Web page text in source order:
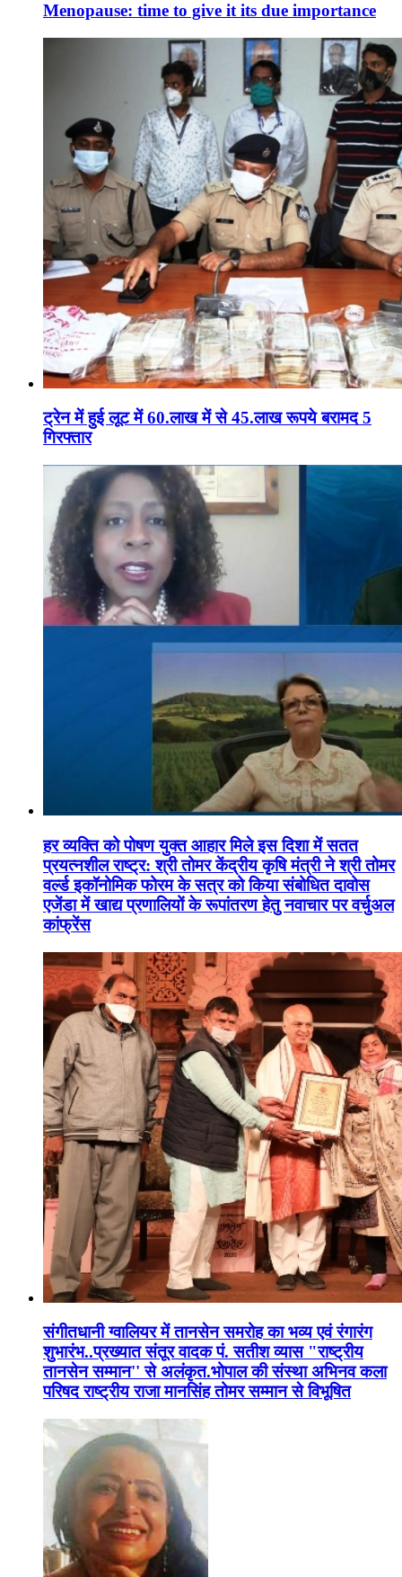
Menopause: time to give it its due importance
ट्रेन में हुई लूट में 60.लाख में से 45.लाख रूपये बरामद 5
गिरफ्तार
हर व्यक्ति को पोषण युक्त आहार मिले इस दिशा में सतत
प्रयत्नशील राष्ट्र: श्री तोमर केंद्रीय कृषि मंत्री ने श्री तोमर
वर्ल्ड इकॉनोमिक फोरम के सत्र को किया संबोधित दावोस
एजेंडा में खाद्य प्रणालियों के रूपांतरण हेतु नवाचार पर वर्चुअल
कांफ्रेंस
संगीतधानी ग्वालियर में तानसेन समरोह का भव्य एवं रंगारंग
शुभारंभ..प्रख्यात संतूर वादक पं. सतीश व्यास "राष्ट्रीय
तानसेन सम्मान'' से अलंकृत.भोपाल की संस्था अभिनव कला
परिषद राष्ट्रीय राजा मानसिंह तोमर सम्मान से विभूषित